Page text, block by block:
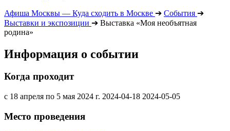
Афиша Москвы — Куда сходить в Москве ➔ События ➔
Выставки и экспозиции ➔ Выставка «Моя необъятная
родина»
Информация о событии
Когда проходит
с 18 апреля по 5 мая 2024 г. 2024-04-18 2024-05-05
Место проведения